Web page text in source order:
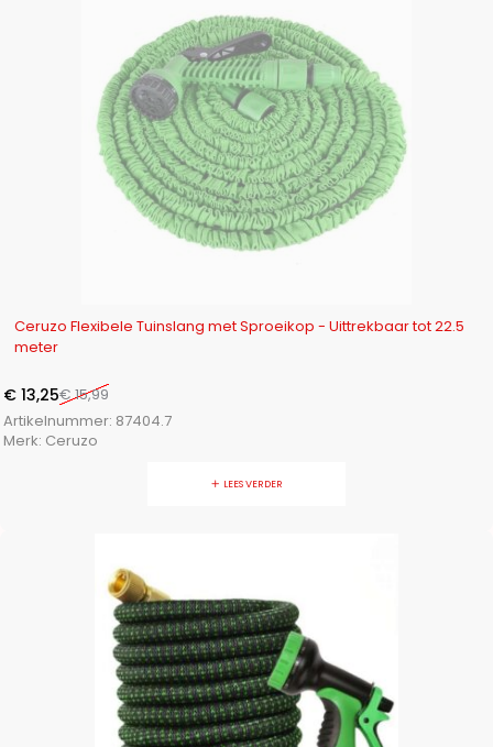
Ceruzo Flexibele Tuinslang met Sproeikop - Uittrekbaar tot 22.5
meter
€15,99
€ 13,25
Artikelnummer: 87404.7
Merk: Ceruzo
LEES VERDER